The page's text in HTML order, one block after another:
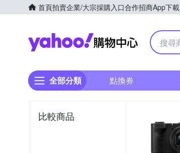
首頁拍賣企業/大宗採購入口合作招商App下載
Yahoo購物
全部分類 點換券
比較商品